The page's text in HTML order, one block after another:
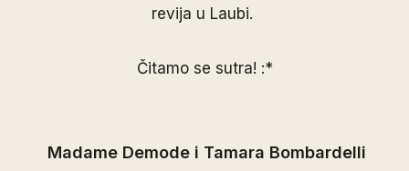
revija u Laubi.
Čitamo se sutra! :*
Madame Demode i Tamara Bombardelli